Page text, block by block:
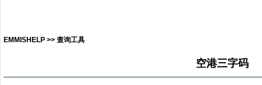
EMMISHELP >> 查询工具
空港三字码